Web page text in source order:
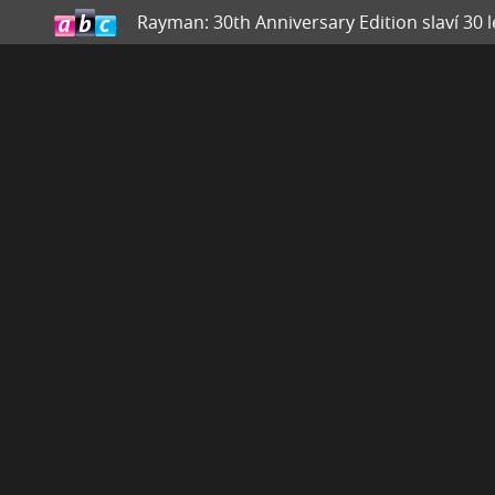
Rayman: 30th Anniversary Edition slaví